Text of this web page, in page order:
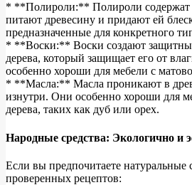
* **Полироли:** Полироли содержат
питают древесину и придают ей
предназначенные для конкретного
* **Воски:** Воски создают
дерева, который защищает его от
особенно хороши для мебели с
* **Масла:** Масла проникают в
изнутри. Они особенно хороши для
дерева, таких как дуб или орех.
Народные средства: Экологично и
Если вы предпочитаете натуральные
проверенных рецептов: